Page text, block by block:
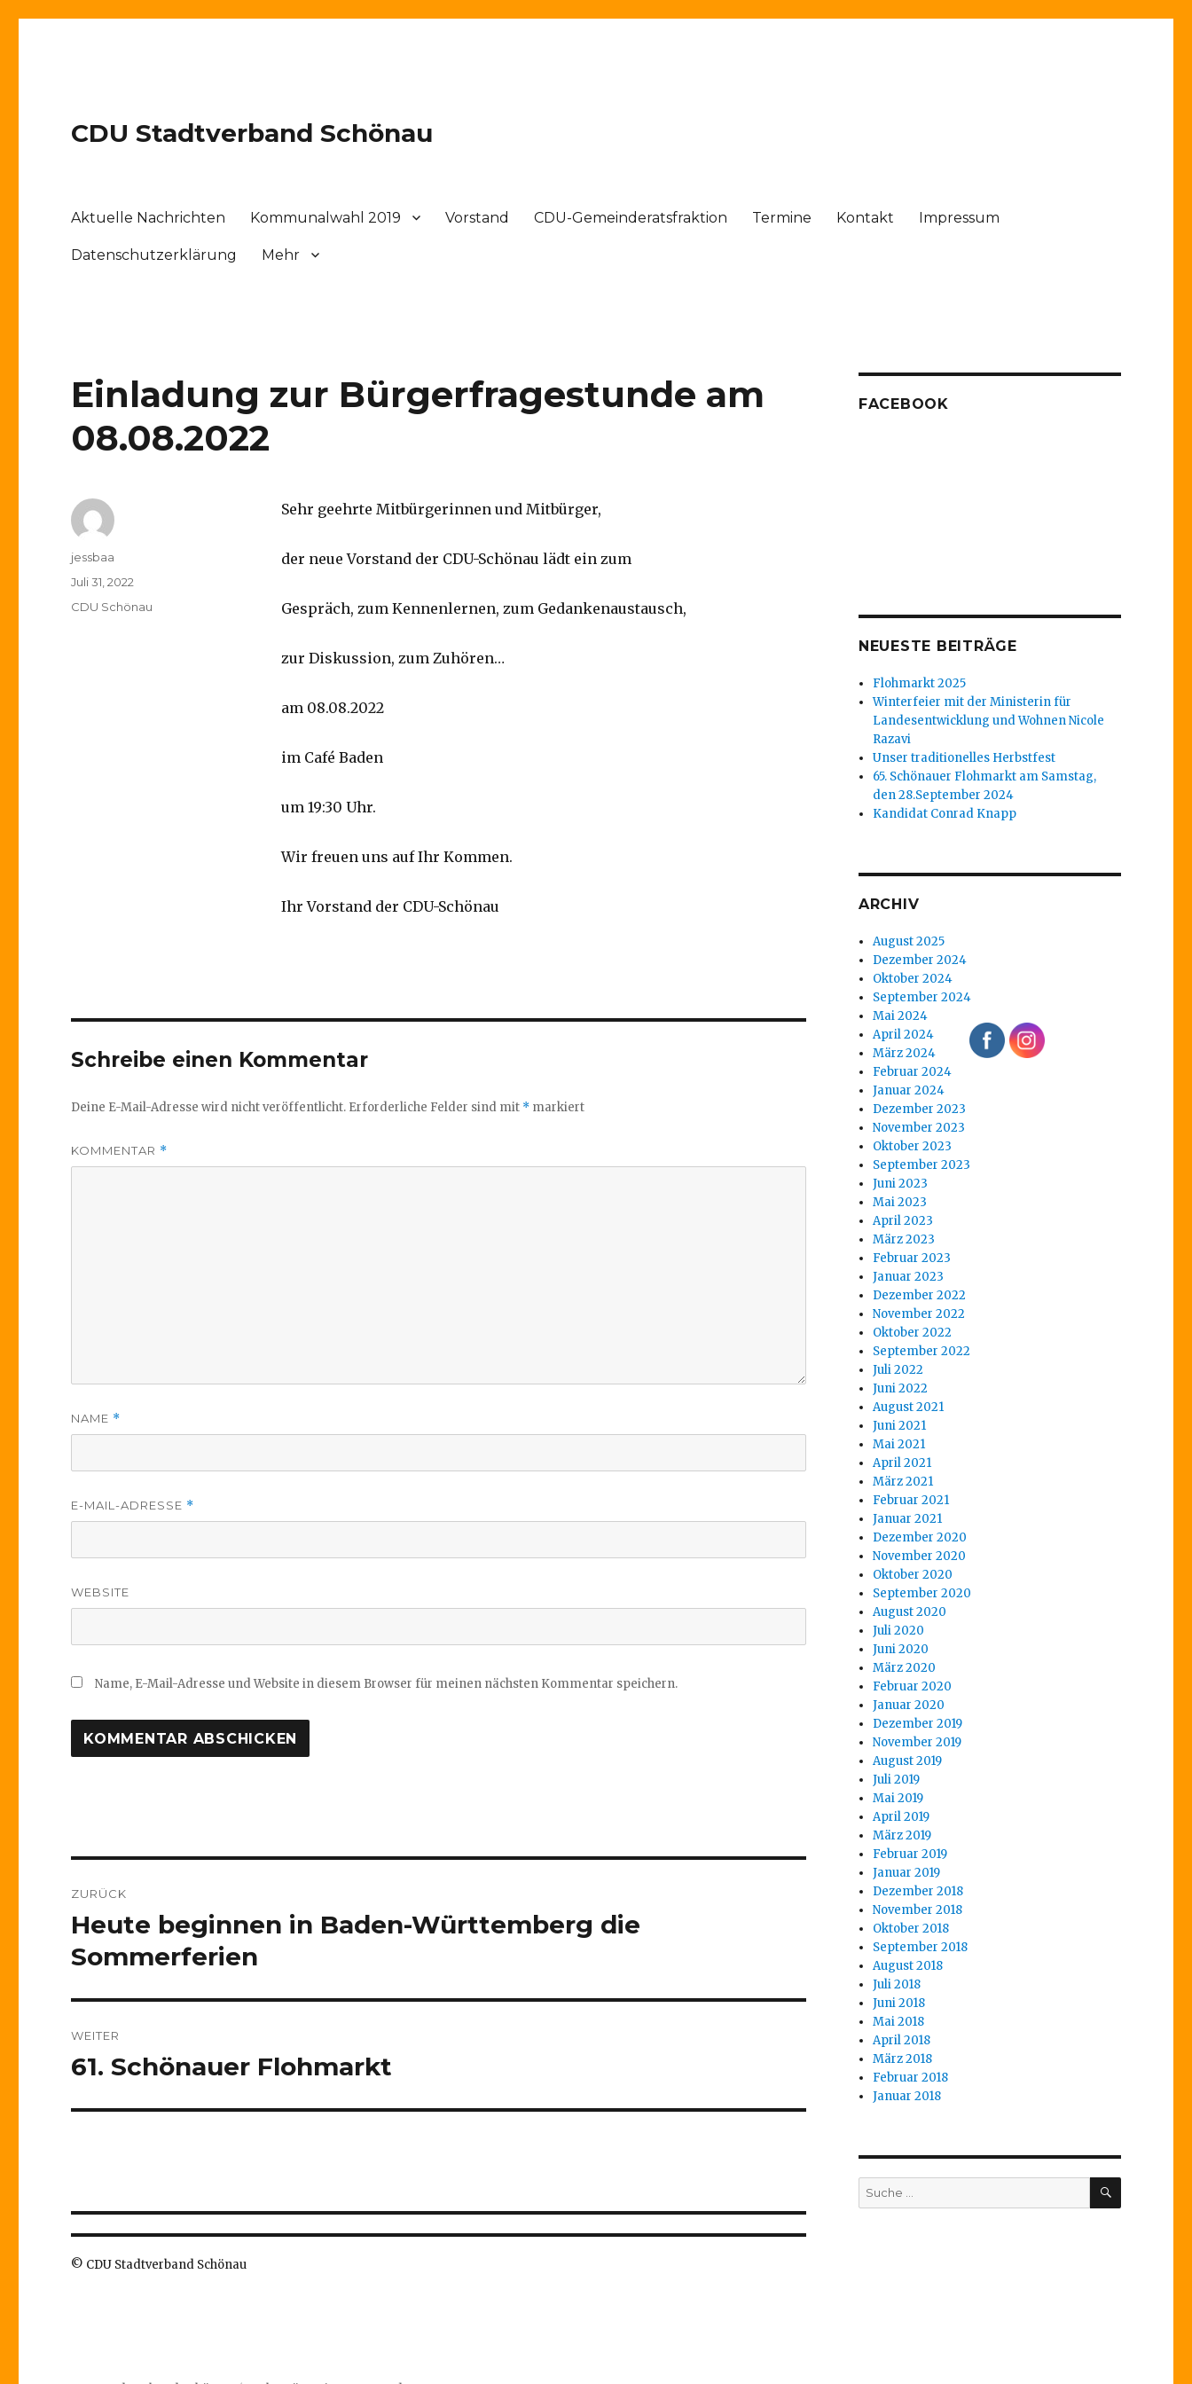
CDU Stadtverband Schönau
Aktuelle Nachrichten Kommunalwahl 2019 Vorstand CDU-Gemeinderatsfraktion Termine Kontakt Impressum
Datenschutzerklärung Mehr
Einladung zur Bürgerfragestunde am
08.08.2022
Sehr geehrte Mitbürgerinnen und Mitbürger,
der neue Vorstand der CDU-Schönau lädt ein zum
Gespräch, zum Kennenlernen, zum Gedankenaustausch,
zur Diskussion, zum Zuhören…
am 08.08.2022
im Café Baden
um 19:30 Uhr.
Wir freuen uns auf Ihr Kommen.
Ihr Vorstand der CDU-Schönau
Autor
jessbaa
Veröffentlicht
Juli 31, 2022
Kategorien
CDU Schönau
Schreibe einen Kommentar
Deine E-Mail-Adresse wird nicht veröffentlicht. Erforderliche Felder sind mit * markiert
KOMMENTAR *
NAME *
E-MAIL-ADRESSE *
WEBSITE
Name, E-Mail-Adresse und Website in diesem Browser für meinen nächsten Kommentar speichern.
ZURÜCK
Vorheriger
Beitrag:
Heute beginnen in Baden-Württemberg die
Sommerferien
WEITER
Nächster
61. Schönauer Flohmarkt
© CDU Stadtverband Schönau
FACEBOOK
NEUESTE BEITRÄGE
Flohmarkt 2025
Winterfeier mit der Ministerin für
Landesentwicklung und Wohnen Nicole
Razavi
Unser traditionelles Herbstfest
65. Schönauer Flohmarkt am Samstag,
den 28.September 2024
Kandidat Conrad Knapp
ARCHIV
August 2025
Dezember 2024
Oktober 2024
September 2024
Mai 2024
April 2024
März 2024
Februar 2024
Januar 2024
Dezember 2023
November 2023
Oktober 2023
September 2023
Juni 2023
Mai 2023
April 2023
März 2023
Februar 2023
Januar 2023
Dezember 2022
November 2022
Oktober 2022
September 2022
Juli 2022
Juni 2022
August 2021
Juni 2021
Mai 2021
April 2021
März 2021
Februar 2021
Januar 2021
Dezember 2020
November 2020
Oktober 2020
September 2020
August 2020
Juli 2020
Juni 2020
März 2020
Februar 2020
Januar 2020
Dezember 2019
November 2019
August 2019
Juli 2019
Mai 2019
April 2019
März 2019
Februar 2019
Januar 2019
Dezember 2018
November 2018
Oktober 2018
September 2018
August 2018
Juli 2018
Juni 2018
Mai 2018
April 2018
März 2018
Februar 2018
Januar 2018
Suche
nach:
SUCHEN